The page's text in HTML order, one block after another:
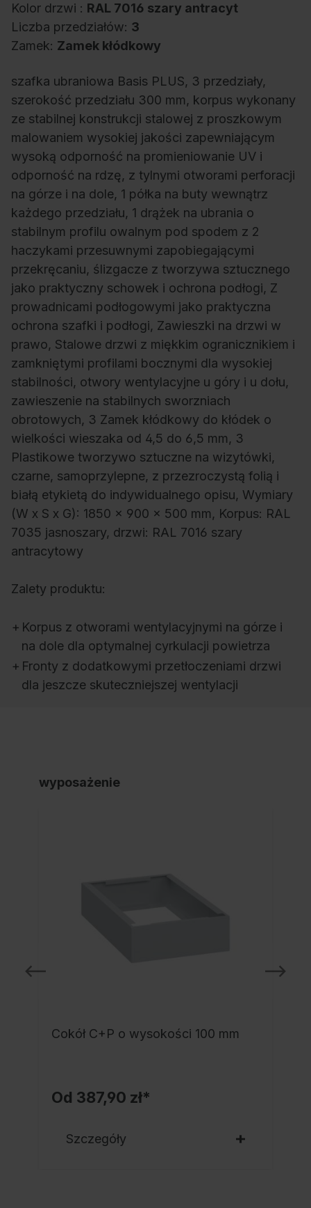
Kolor drzwi : RAL 7016 szary antracyt
Liczba przedziałów: 3
Zamek: Zamek kłódkowy
szafka ubraniowa Basis PLUS, 3 przedziały,
szerokość przedziału 300 mm, korpus wykonany
ze stabilnej konstrukcji stalowej z proszkowym
malowaniem wysokiej jakości zapewniającym
wysoką odporność na promieniowanie UV i
odporność na rdzę, z tylnymi otworami perforacji
na górze i na dole, 1 półka na buty wewnątrz
każdego przedziału, 1 drążek na ubrania o
stabilnym profilu owalnym pod spodem z 2
haczykami przesuwnymi zapobiegającymi
przekręcaniu, ślizgacze z tworzywa sztucznego
jako praktyczny schowek i ochrona podłogi, Z
prowadnicami podłogowymi jako praktyczna
ochrona szafki i podłogi, Zawieszki na drzwi w
prawo, Stalowe drzwi z miękkim ogranicznikiem i
zamkniętymi profilami bocznymi dla wysokiej
stabilności, otwory wentylacyjne u góry i u dołu,
zawieszenie na stabilnych sworzniach
obrotowych, 3 Zamek kłódkowy do kłódek o
wielkości wieszaka od 4,5 do 6,5 mm, 3
Plastikowe tworzywo sztuczne na wizytówki,
czarne, samoprzylepne, z przezroczystą folią i
białą etykietą do indywidualnego opisu, Wymiary
(W x S x G): 1850 x 900 x 500 mm, Korpus: RAL
7035 jasnoszary, drzwi: RAL 7016 szary
antracytowy
Zalety produktu:
+ Korpus z otworami wentylacyjnymi na górze i
na dole dla optymalnej cyrkulacji powietrza
+ Fronty z dodatkowymi przetłoczeniami drzwi
dla jeszcze skuteczniejszej wentylacji
wyposażenie
Cokół C+P o wysokości 100 mm
Od 387,90 zł*
Szczegóły